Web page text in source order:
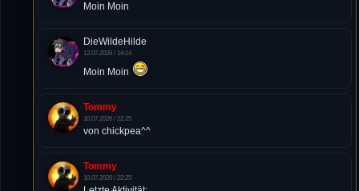
Moin Moin
DieWildeHilde
12.07.2026 / 14:14
Moin Moin
Tommy
10.07.2026 / 22:25
von chickpea^^
Tommy
10.07.2026 / 22:25